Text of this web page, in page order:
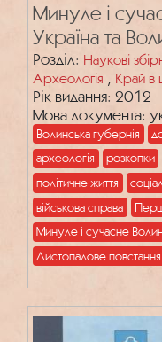
Минуле і
Україна та
війнах. Вип. 41
Розділ: Наукові
Археологія , Край в
Рік видання: 2012
Мова документа:
Волинська губернія
археологія
розкопки
політичне життя
військова справа
Минуле і сучасне
Листопадове повстання